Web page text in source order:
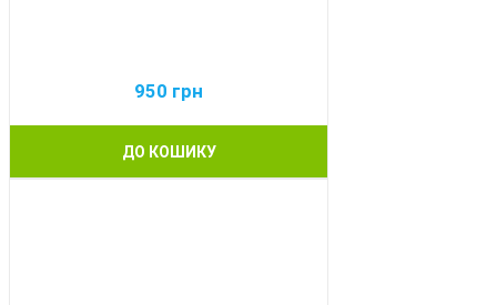
950 грн
ДО КОШИКУ